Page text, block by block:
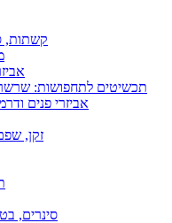
קשתות,
תכשיטים לתחפושות:
אביזרי פנים
זקן,
סינרים,